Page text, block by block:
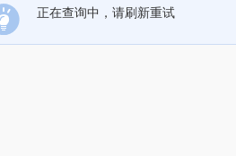
正在查询中，请刷新重试